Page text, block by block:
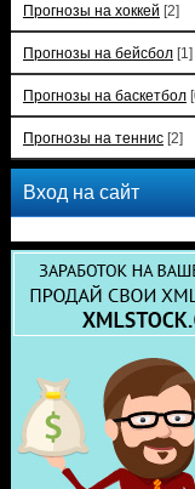
Прогнозы на хоккей [2]
Прогнозы на бейсбол [1]
Прогнозы на баскетбол
Прогнозы на теннис [2]
Вход на сайт